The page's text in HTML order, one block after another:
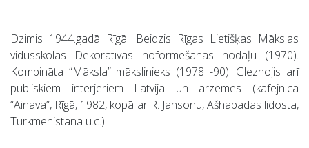
Dzimis 1944.gadā Rīgā. Beidzis Rīgas Lietišķas Mākslas
vidusskolas Dekoratīvās noformēšanas nodaļu (1970).
Kombināta “Māksla” mākslinieks (1978 -90). Gleznojis arī
publiskiem interjeriem Latvijā un ārzemēs (kafejnīca
“Ainava”, Rīgā, 1982, kopā ar R. Jansonu, Ašhabadas lidosta,
Turkmenistānā u.c.)